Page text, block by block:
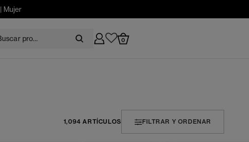
| Mujer
0
1,094 ARTÍCULOS FILTRAR Y ORDENAR